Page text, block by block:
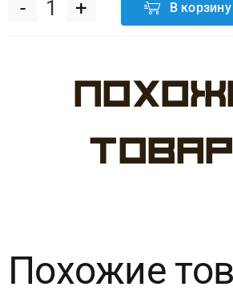
Количество
Перья
Розовые
В корзину
Похожие